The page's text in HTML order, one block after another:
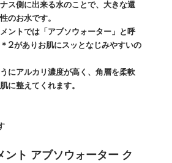
ス側に出来る水のことで、大きな還
のお水です。
ントでは「アブソウォーター」と呼
2がありお肌にスッとなじみやすいの
にアルカリ濃度が高く、角層を柔軟
に整えてくれます。
ント アブソウォーター ク